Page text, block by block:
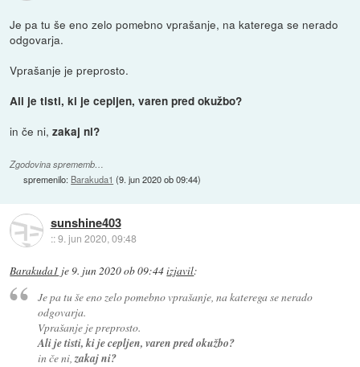
Je pa tu še eno zelo pomebno vprašanje, na katerega se nerado
odgovarja.
Vprašanje je preprosto.
Ali je tisti, ki je cepljen, varen pred okužbo?
in če ni,zakaj ni?
Zgodovina sprememb…
spremenilo: Barakuda1 (9. jun 2020 ob 09:44)
sunshine403
::9. jun 2020, 09:48
Barakuda1 je9. jun 2020 ob 09:44izjavil:
Je pa tu še eno zelo pomebno vprašanje, na katerega se nerado
odgovarja.
Vprašanje je preprosto.
Ali je tisti, ki je cepljen, varen pred okužbo?
in če ni,zakaj ni?